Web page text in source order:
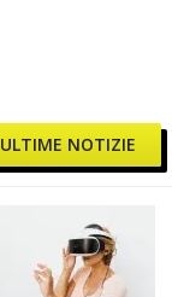
ULTIME NOTIZIE